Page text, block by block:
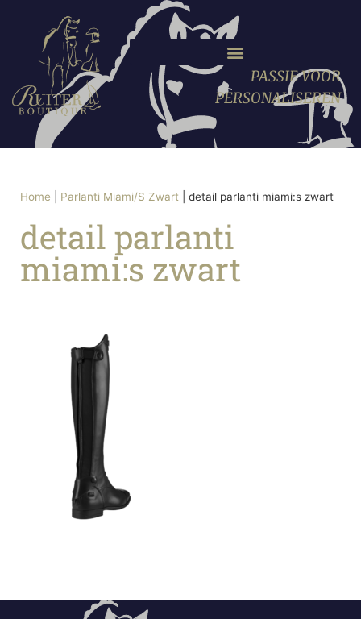
PASSIE VOOR
PERSONALISEREN
Home Parlanti Miami/S Zwart detail parlanti miami:s zwart
detail parlanti
miami:s zwart